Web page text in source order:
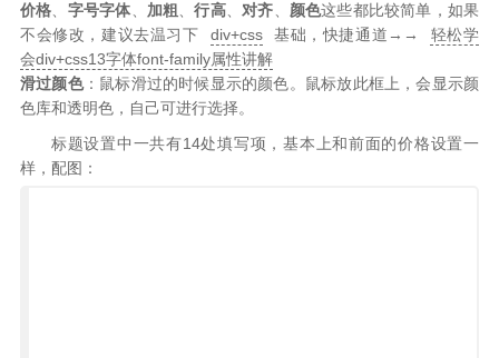
价格
字号字体、 加粗 、行高、 对齐 颜色这些都比较简单，如果
不会修改，建议去温习下
div+css 基础，快捷通道→→
轻松学
会div+css13字体font-family属性讲解
滑过颜色：鼠标滑过的时候显示的颜色。鼠标放此框上，会显示颜
色库和透明色，自己可进行选择。
标题设置中一共有14处填写项，基本上和前面的价格设置一
样，配图：